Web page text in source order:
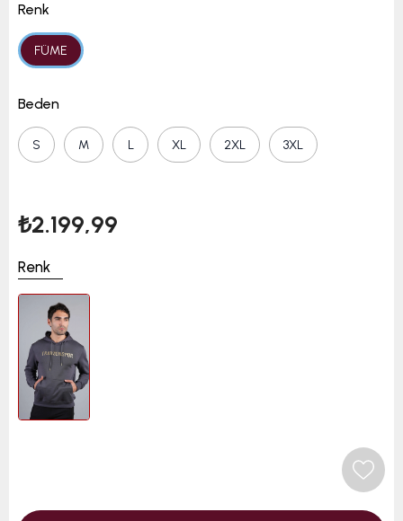
Renk
FÜME
Beden
S M L XL 2XL 3XL
₺2.199,99
Renk